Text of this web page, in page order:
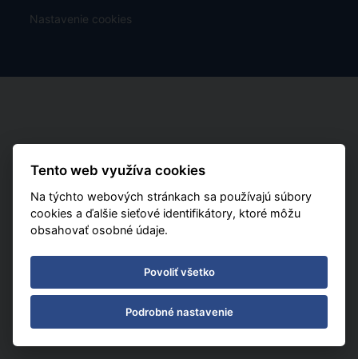
Nastavenie cookies
Tento web využíva cookies
Na týchto webových stránkach sa používajú súbory
cookies a ďalšie sieťové identifikátory, ktoré môžu
obsahovať osobné údaje.
Povoliť všetko
Podrobné nastavenie